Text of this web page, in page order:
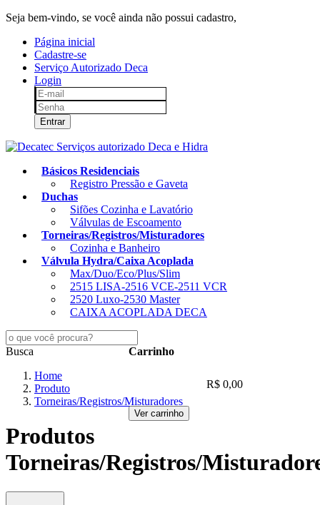
Seja bem-vindo, se você ainda não possui cadastro,
Página inicial
Cadastre-se
Serviço Autorizado Deca
Login
Entrar
Básicos Residenciais
Registro Pressão e Gaveta
Duchas
Sifões Cozinha e Lavatório
Válvulas de Escoamento
Torneiras/Registros/Misturadores
Cozinha e Banheiro
Válvula Hydra/Caixa Acoplada
Max/Duo/Eco/Plus/Slim
2515 LISA-2516 VCE-2511 VCR
2520 Luxo-2530 Master
CAIXA ACOPLADA DECA
Carrinho
R$ 0,00
Ver carrinho
Busca
Home
Produto
Torneiras/Registros/Misturadores
Produtos
Torneiras/Registros/